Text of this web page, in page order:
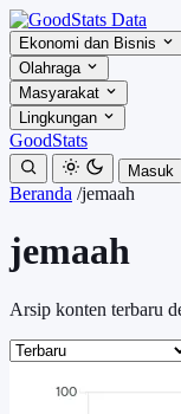
Ekonomi dan Bisnis
Olahraga
Masyarakat
Lingkungan
GoodStats
Masuk
Beranda /jemaah
jemaah
Arsip konten terbaru